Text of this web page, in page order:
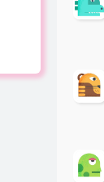
i
c
s